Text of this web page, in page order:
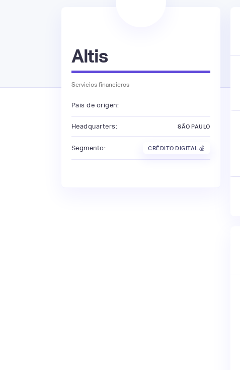
Altis
Servicios financieros
País de origen:
Headquarters: SÃO PAULO
Segmento: CRÉDITO DIGITAL 💰